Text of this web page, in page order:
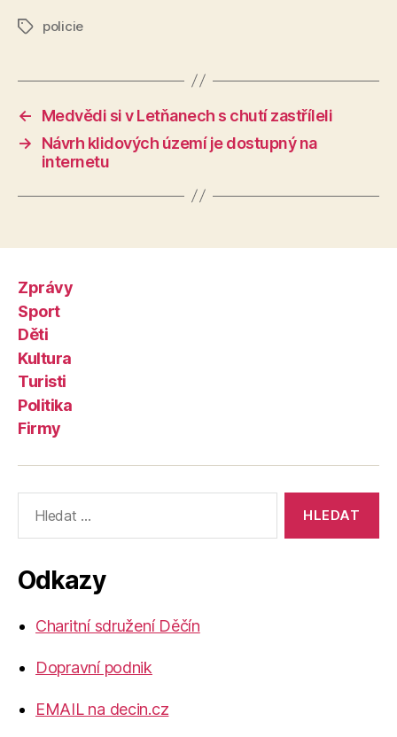
Štítkypolicie
←
Medvědi si v Letňanech s chutí zastříleli
→
Návrh klidových území je dostupný na
internetu
Zprávy
Sport
Děti
Kultura
Turisti
Politika
Firmy
vyhledávání:
Odkazy
Charitní sdružení Děčín
Dopravní podnik
EMAIL na decin.cz